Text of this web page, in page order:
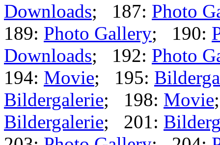
Downloads; 187: Photo
189: Photo Gallery; 190:
Downloads; 192: Photo
194: Movie; 195:
Bildergalerie; 198: Movie
Bildergalerie; 201: